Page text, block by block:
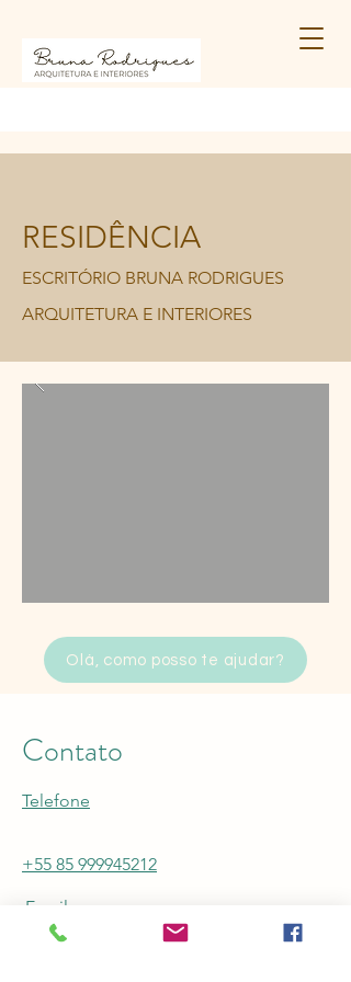
RESIDÊNCIA
ESCRITÓRIO BRUNA RODRIGUES
ARQUITETURA E INTERIORES
Olá, como posso te ajudar?
Contato
Telefone
+55 85 999945212
Email